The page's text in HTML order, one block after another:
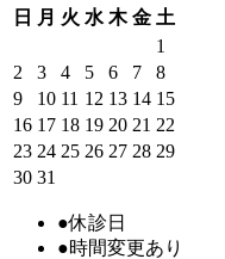
日
月 火 水 木 金 土
1
2
3 4 5 6 7
8
9
10 11 12 13 14 15
16 17 18 19 20 21 22
23 24 25 26 27 28 29
30 31
●休診日
●時間変更あり